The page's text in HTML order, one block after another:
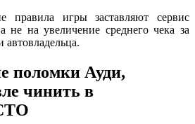
правила игры заставляют сервис
а не на увеличение среднего чека за
автовладельца.
поломки Ауди,
чинить в